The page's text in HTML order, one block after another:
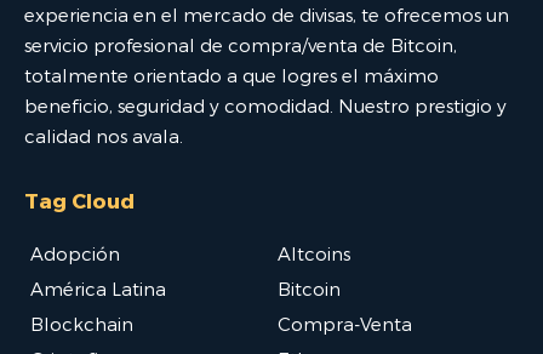
experiencia en el mercado de divisas, te ofrecemos un
servicio profesional de compra/venta de Bitcoin,
totalmente orientado a que logres el máximo
beneficio, seguridad y comodidad. Nuestro prestigio y
calidad nos avala.
Tag Cloud
Adopción
Altcoins
América Latina
Bitcoin
Blockchain
Compra-Venta